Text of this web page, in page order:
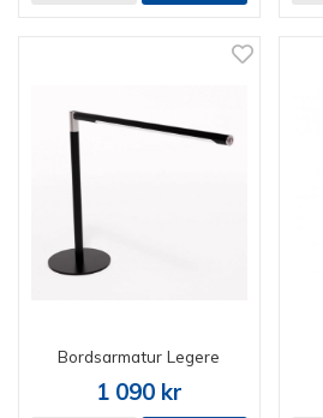
Bordsarmatur Legere
1 090 kr